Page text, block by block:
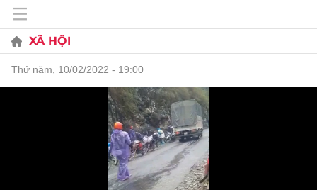
XÃ HỘI
thứ năm, 10/02/2022 - 19:00